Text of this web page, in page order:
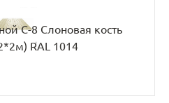
С-8 Слоновая кость
RAL 1014